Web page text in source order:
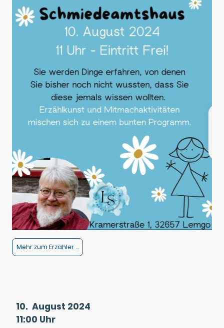
Mehr zum Erzähler ...
10. August 2024
11:00 Uhr